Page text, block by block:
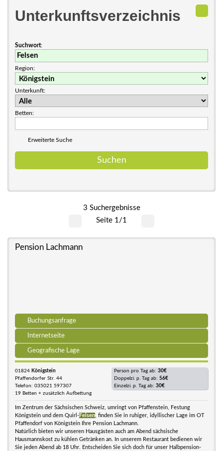
Unterkunftsverzeichnis
Suchwort:
Region:
Unterkunft:
Betten:
Erweiterte Suche
3 Suchergebnisse
Seite 1/1
Pension Lachmann
Buchungsanfrage
Internetseite
Geografische Lage
01824 Königstein
Pfaffendorfer Str. 44
Telefon: 035021 597307
19 Betten + zusätzlich Aufbettung
Person pro Tag ab: 30€
Doppelzi. p. Tag ab: 56€
Einzelzi. p. Tag ab: 30€
Im Zentrum der Sächsischen Schweiz, umringt von Pfaffenstein, Festung
Königstein und dem Quirl-Felsen , finden Sie in ruhiger, idyllischer Lage im OT
Pfaffendorf von Königstein Ihre Pension Lachmann.
Natürlich bieten wir unseren Hausgästen auch am Abend sächsische
Hausmannskost zu kühlen Getränken an. In unserem Restaurant bedienen wir
Sie jeden Abend ab 18 Uhr. Entscheiden Sie sich doch für unser Halbpension-